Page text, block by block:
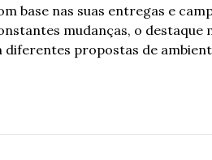
base nas suas entregas e
mudanças, o destaque
diferentes propostas de